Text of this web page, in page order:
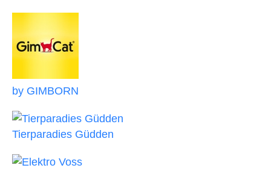
by GIMBORN
Tierparadies Güdden